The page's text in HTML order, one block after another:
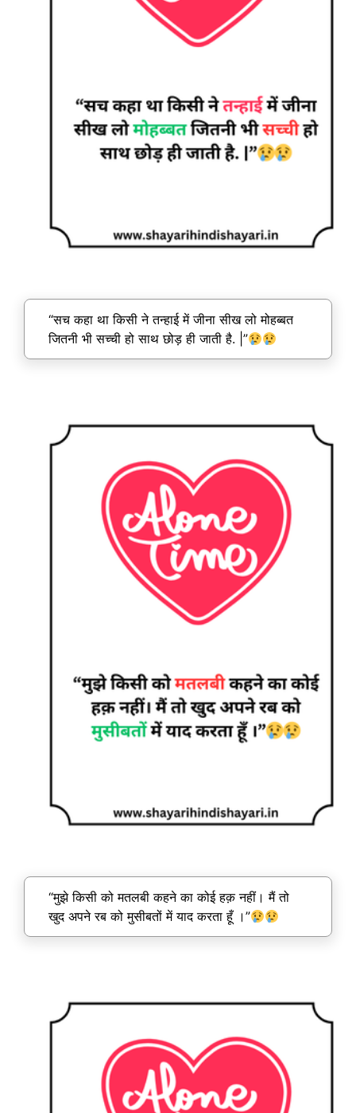
“सच कहा था किसी ने तन्हाई में जीना सीख लो मोहब्बत
जितनी भी सच्ची हो साथ छोड़ ही जाती है. |”
“मुझे किसी को मतलबी कहने का कोई हक़ नहीं। मैं तो
खुद अपने रब को मुसीबतों में याद करता हूँ ।”